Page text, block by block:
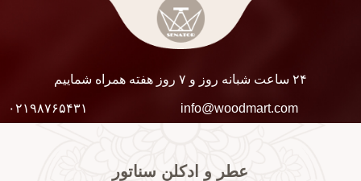
۲۴ ساعت شبانه روز و ۷ روز هفته همراه شماییم
info@woodmart.com ۰۲۱۹۸۷۶۵۴۳۱
عطر و ادکلن سناتور